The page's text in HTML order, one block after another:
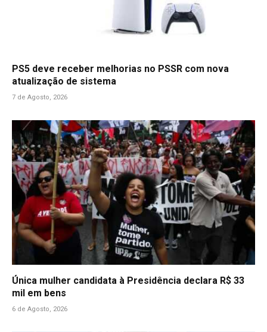
PS5 deve receber melhorias no PSSR com nova
atualização de sistema
7 de Agosto, 2026
Única mulher candidata à Presidência declara R$ 33
mil em bens
6 de Agosto, 2026